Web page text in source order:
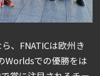
、FNATICは欧州き
Worldsでの優勝をは